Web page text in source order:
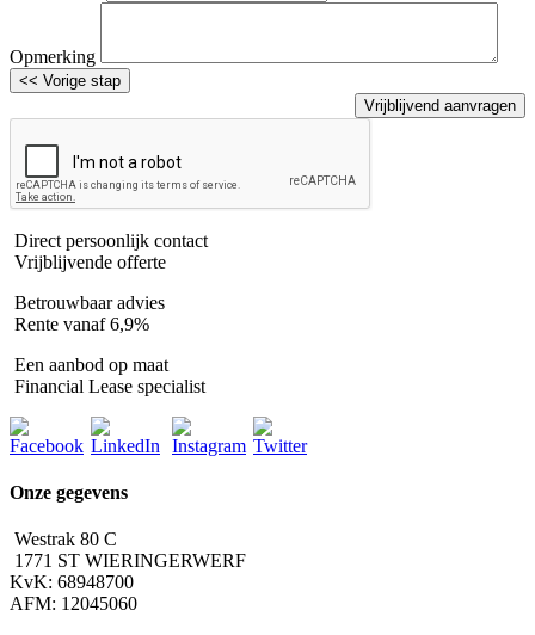
Opmerking
<< Vorige stap
Direct persoonlijk contact
Vrijblijvende offerte
Betrouwbaar advies
Rente vanaf 6,9%
Een aanbod op maat
Financial Lease specialist
Onze gegevens
Westrak 80 C
1771 ST WIERINGERWERF
KvK: 68948700
AFM: 12045060